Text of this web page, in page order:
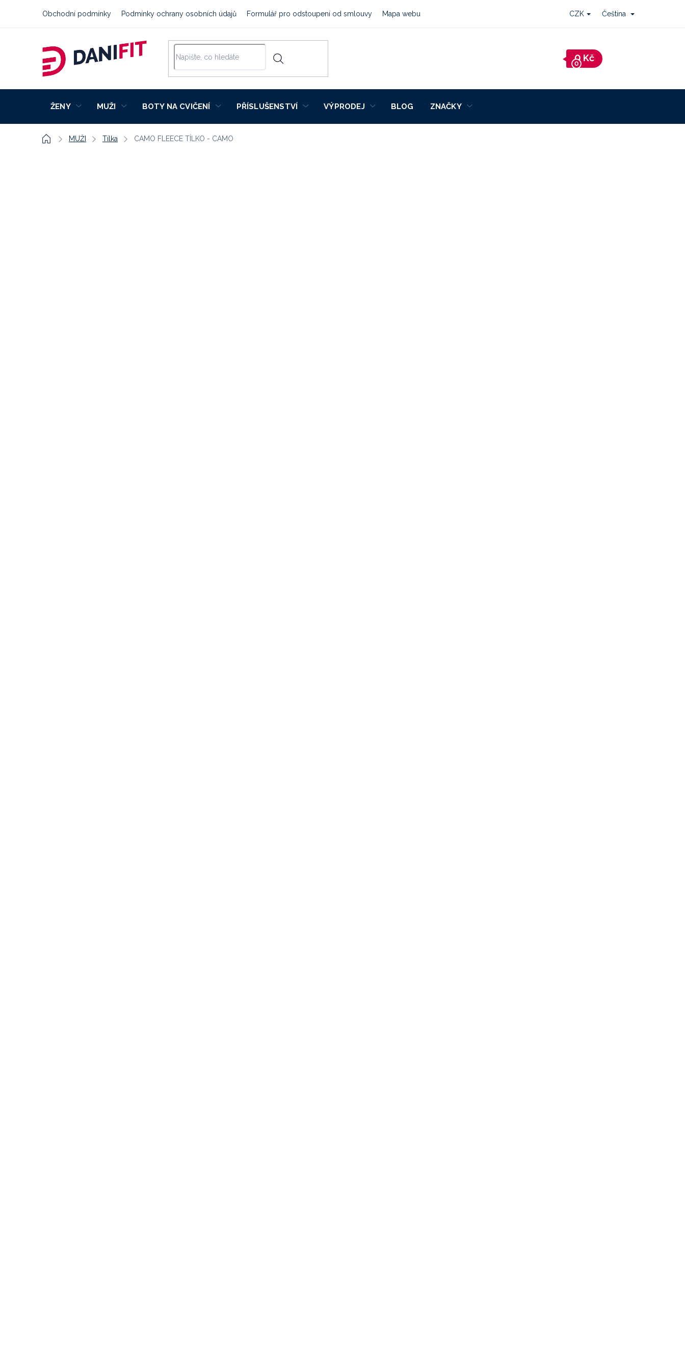
Obchodní podmínky Podmínky ochrany osobních údajů Formulář pro odstoupení od smlouvy Mapa webu CZK Čeština
Nákupní
košík
ŽENY MUŽI BOTY NA CVIČENÍ PŘÍSLUŠENSTVÍ VÝPRODEJ BLOG ZNAČKY
DomůMUŽI Tílka CAMO FLEECE TÍLKO - CAMO